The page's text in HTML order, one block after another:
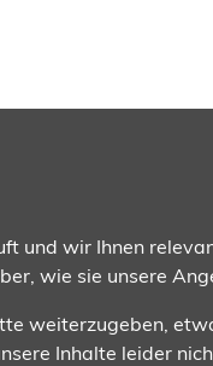
und wir Ihnen
wie sie unsere
weiterzugeben,
Inhalte leider